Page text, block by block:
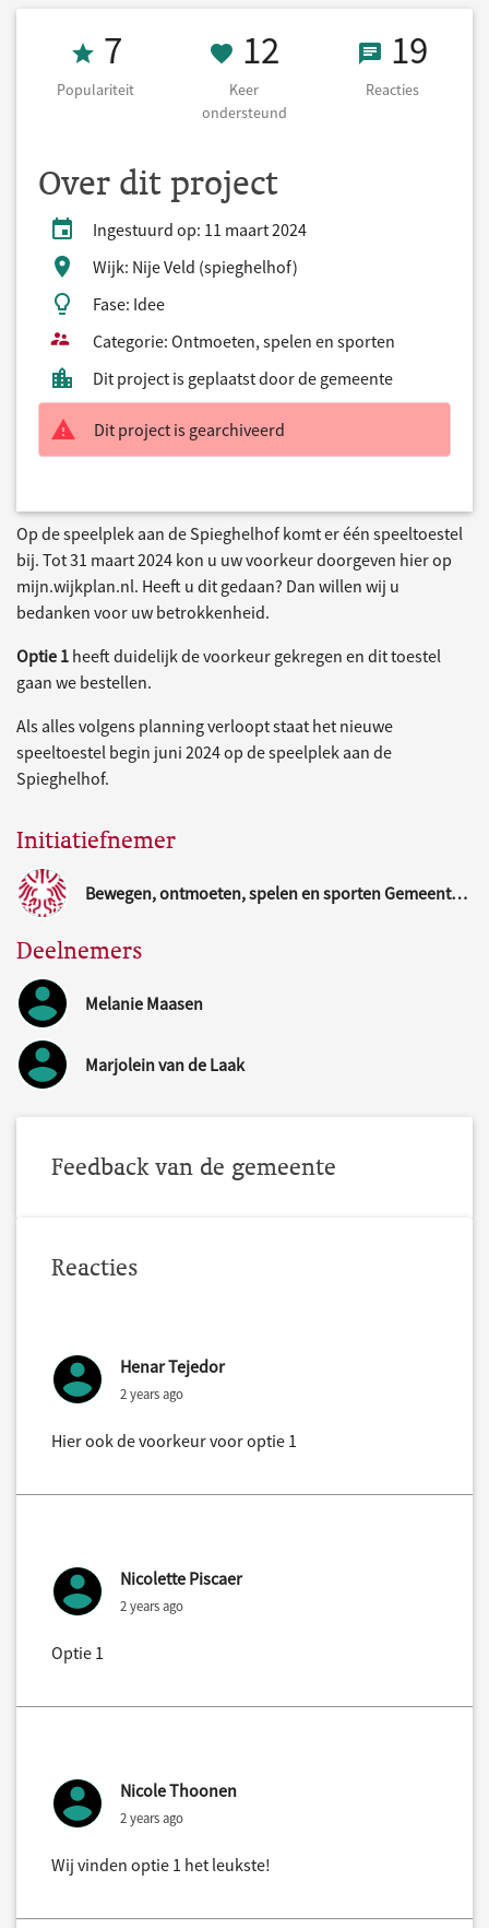
Populariteit 7
7
Populariteit
12 Keer
12
Keer
ondersteund
1919
Reacties
Over dit project
Ingestuurd op: 11 maart 2024
Wijk: Nije Veld (spieghelhof)
Fase: Idee
Categorie: Ontmoeten, spelen en sporten
Dit project is geplaatst door de gemeente
Dit project is gearchiveerd
Op de speelplek aan de Spieghelhof komt er één speeltoestel
bij. Tot 31 maart 2024 kon u uw voorkeur doorgeven hier op
mijn.wijkplan.nl. Heeft u dit gedaan? Dan willen wij u
bedanken voor uw betrokkenheid.
Optie 1 heeft duidelijk de voorkeur gekregen en dit toestel
gaan we bestellen.
Als alles volgens planning verloopt staat het nieuwe
speeltoestel begin juni 2024 op de speelplek aan de
Spieghelhof.
Initiatiefnemer
Bewegen, ontmoeten, spelen en sporten Gemeente Nijmegen
Deelnemers
Melanie Maasen
Marjolein van de Laak
Feedback van de gemeente
Reacties
Henar Tejedor
2 years ago
Hier ook de voorkeur voor optie 1
Nicolette Piscaer
2 years ago
Optie 1
Nicole Thoonen
2 years ago
Wij vinden optie 1 het leukste!